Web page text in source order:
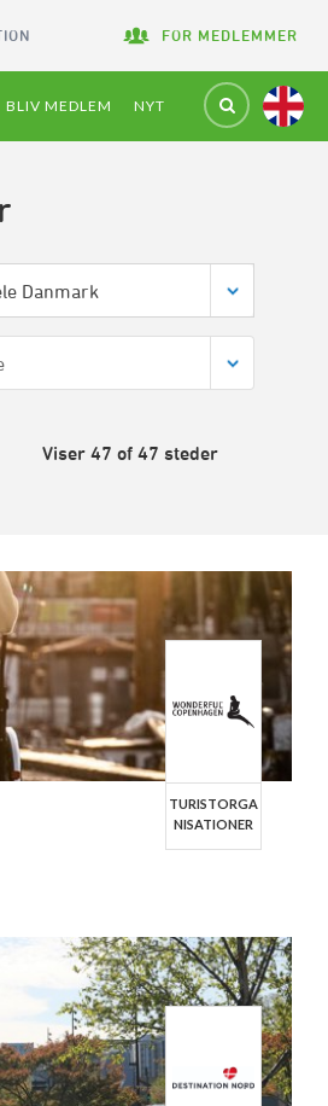
FOR MEDLEMMER
BLIV MEDLEM NYT
Danmark
Viser 47 of 47 steder
TURISTORGA
NISATIONER